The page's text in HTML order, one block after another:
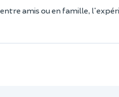
amis ou en famille,